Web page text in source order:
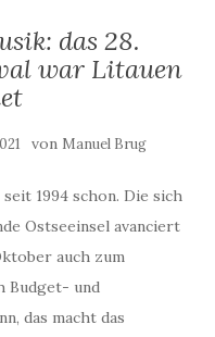
das 28.
war Litauen
von Manuel Brug
1994 schon. Die sich
Ostseeinsel avanciert
auch zum
Budget- und
das macht das